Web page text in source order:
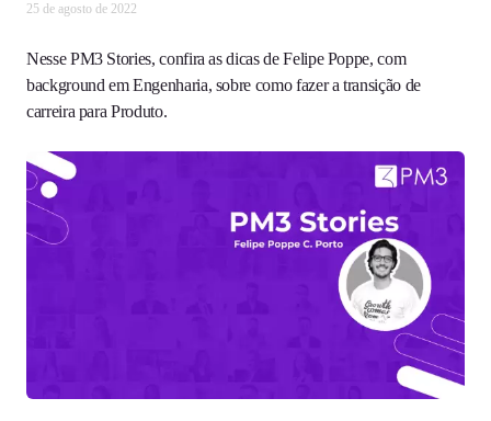
25 de agosto de 2022
Nesse PM3 Stories, confira as dicas de Felipe Poppe, com
background em Engenharia, sobre como fazer a transição de
carreira para Produto.